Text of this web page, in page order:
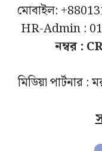
মোবাইল:
HR-Admin :
নম্বর :
মিডিয়া পার্টনার :